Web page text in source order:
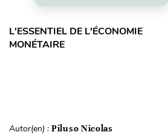
L'ESSENTIEL DE L'ÉCONOMIE
MONÉTAIRE
Autor(en) : Piluso Nicolas